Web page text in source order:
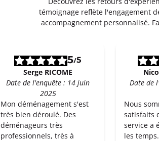
témoignage reflète l'engagement
accompagnement personnalisé.
5/5
Serge RICOME
Date de l'enquête : 14 juin
2025
Mon déménagement s'est
très bien déroulé. Des
déménageurs très
professionnels, très à
Date de
Nous
satisfaits
service a
les